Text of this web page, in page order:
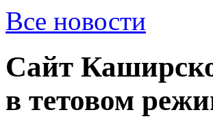
Все новости
Сайт
в тетовом